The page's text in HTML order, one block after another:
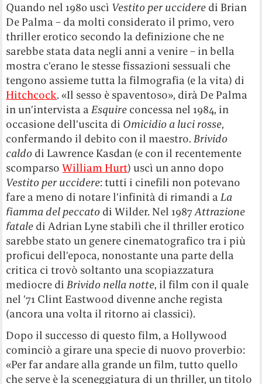
Quando nel 1980 uscì Vestito per uccidere di Brian
De Palma – da molti considerato il primo, vero
thriller erotico secondo la definizione che ne
sarebbe stata data negli anni a venire – in bella
mostra c’erano le stesse fissazioni sessuali che
tengono assieme tutta la filmografia (e la vita) di
Hitchcock. «Il sesso è spaventoso», dirà De Palma
in un’intervista aEsquire concessa nel 1984, in
occasione dell’uscita di Omicidio a luci rosse,
confermando il debito con il maestro.Brivido
caldo di Lawrence Kasdan (e con il recentemente
scomparsoWilliam Hurt) uscì un anno dopo
Vestito per uccidere: tutti i cinefili non potevano
fare a meno di notare l’infinità di rimandi aLa
fiamma del peccato di Wilder. Nel 1987Attrazione
fatale di Adrian Lyne stabilì che il thriller erotico
sarebbe stato un genere cinematografico tra i più
proficui dell’epoca, nonostante una parte della
critica ci trovò soltanto una scopiazzatura
mediocre diBrivido nella notte, il film con il quale
nel ’71 Clint Eastwood divenne anche regista
(ancora una volta il ritorno ai classici).
Dopo il successo di questo film, a Hollywood
cominciò a girare una specie di nuovo proverbio:
«Per far andare alla grande un film, tutto quello
che serve è la sceneggiatura di un thriller, un titolo